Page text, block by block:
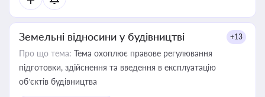
Земельні відносини у будівництві +13
Про що тема: Тема охоплює правове регулювання
підготовки, здійснення та введення в експлуатацію
об’єктів будівництва